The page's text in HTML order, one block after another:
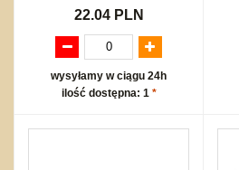
22.04 PLN
wysyłamy w ciągu 24h
ilość dostępna: 1 *